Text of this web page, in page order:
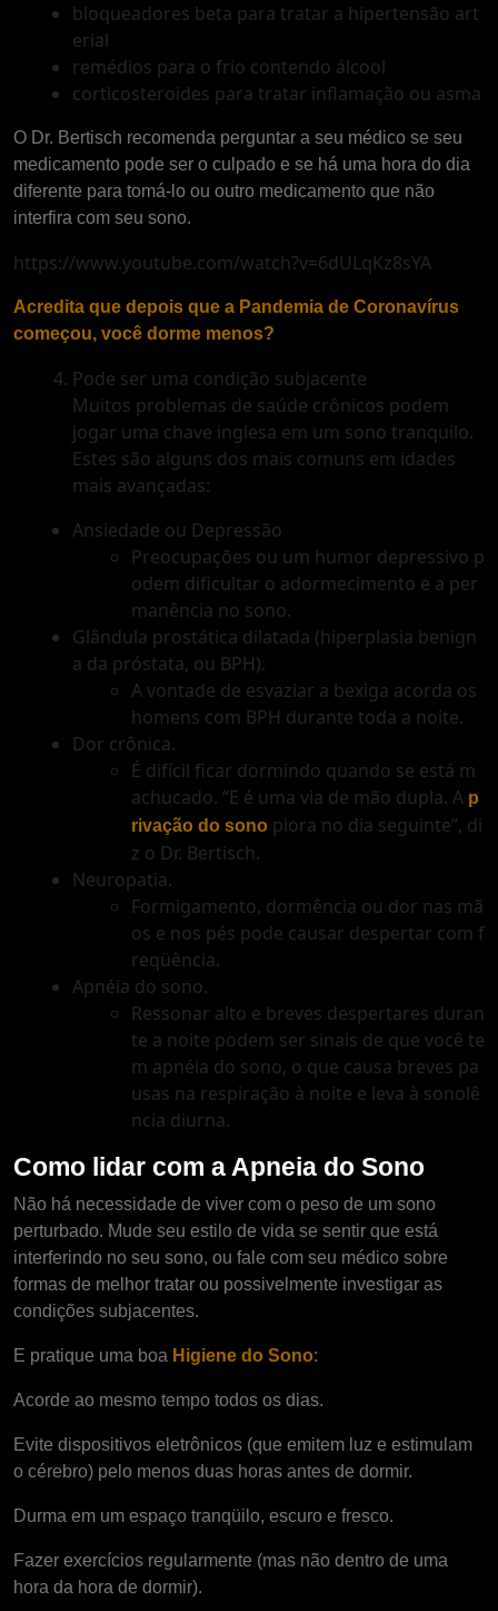
bloqueadores beta para tratar a hipertensão art
erial
remédios para o frio contendo álcool
corticosteroides para tratar inflamação ou asma
O Dr. Bertisch recomenda perguntar a seu médico se seu
medicamento pode ser o culpado e se há uma hora do dia
diferente para tomá-lo ou outro medicamento que não
interfira com seu sono.
https://www.youtube.com/watch?v=6dULqKz8sYA
Acredita que depois que a Pandemia de Coronavírus
começou, você dorme menos?
Pode ser uma condição subjacente
Muitos problemas de saúde crônicos podem
jogar uma chave inglesa em um sono tranquilo.
Estes são alguns dos mais comuns em idades
mais avançadas:
Ansiedade ou Depressão
Preocupações ou um humor depressivo p
odem dificultar o adormecimento e a per
manência no sono.
Glândula prostática dilatada (hiperplasia benign
a da próstata, ou BPH).
A vontade de esvaziar a bexiga acorda os
homens com BPH durante toda a noite.
Dor crônica.
É difícil ficar dormindo quando se está m
achucado. “E é uma via de mão dupla. A p
rivação do sono piora no dia seguinte”, di
z o Dr. Bertisch.
Neuropatia.
Formigamento, dormência ou dor nas mã
os e nos pés pode causar despertar com f
reqüência.
Apnéia do sono.
Ressonar alto e breves despertares duran
te a noite podem ser sinais de que você te
m apnéia do sono, o que causa breves pa
usas na respiração à noite e leva à sonolê
ncia diurna.
Como lidar com a Apneia do Sono
Não há necessidade de viver com o peso de um sono
perturbado. Mude seu estilo de vida se sentir que está
interferindo no seu sono, ou fale com seu médico sobre
formas de melhor tratar ou possivelmente investigar as
condições subjacentes.
E pratique uma boa Higiene do Sono:
Acorde ao mesmo tempo todos os dias.
Evite dispositivos eletrônicos (que emitem luz e estimulam
o cérebro) pelo menos duas horas antes de dormir.
Durma em um espaço tranqüilo, escuro e fresco.
Fazer exercícios regularmente (mas não dentro de uma
hora da hora de dormir).